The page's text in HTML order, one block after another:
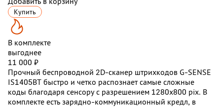
Купить
В комплекте
выгоднее
11 000 ₽
Прочный беспроводной 2D-сканер штрихкодов G-SENSE
IS1405BT быстро и четко распознает самые сложные
коды благодаря сенсору с разрешением 1280x800 pix. В
комплекте есть зарядно-коммуникационный кредл, в